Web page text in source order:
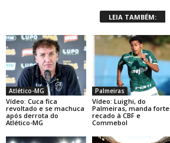
LEIA TAMBÉM:
Atlético-MG
Vídeo: Cuca fica
revoltado e se machuca
após derrota do
Atlético-MG
Palmeiras
Vídeo: Luighi, do
Palmeiras, manda forte
recado à CBF e
Commebol